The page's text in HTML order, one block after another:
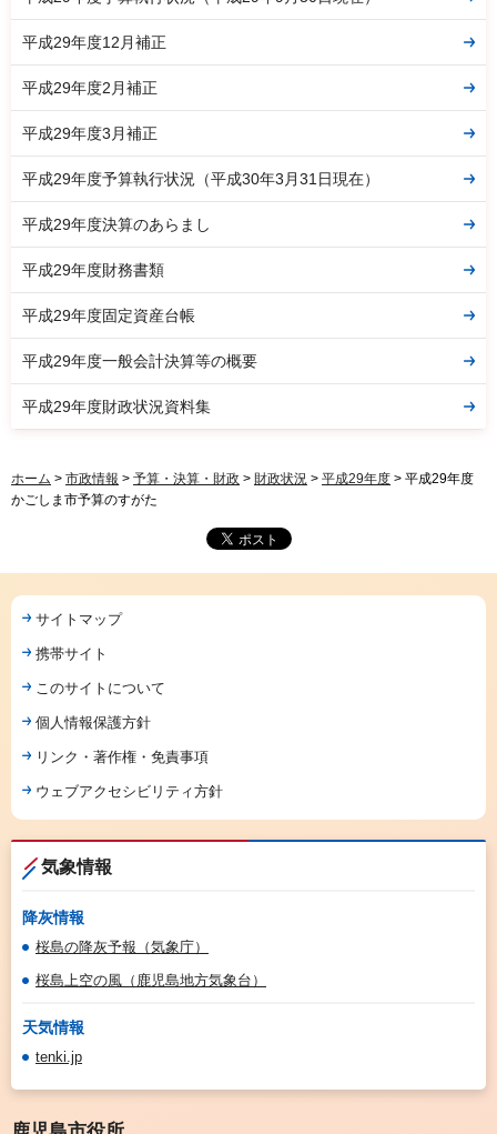
平成29年度12月補正
平成29年度2月補正
平成29年度3月補正
平成29年度予算執行状況（平成30年3月31日現在）
平成29年度決算のあらまし
平成29年度財務書類
平成29年度固定資産台帳
平成29年度一般会計決算等の概要
平成29年度財政状況資料集
ホーム > 市政情報 > 予算・決算・財政 > 財政状況 > 平成29年度 > 平成29年度
かごしま市予算のすがた
サイトマップ
携帯サイト
このサイトについて
個人情報保護方針
リンク・著作権・免責事項
ウェブアクセシビリティ方針
気象情報
降灰情報
桜島の降灰予報（気象庁）
桜島上空の風（鹿児島地方気象台）
天気情報
tenki.jp